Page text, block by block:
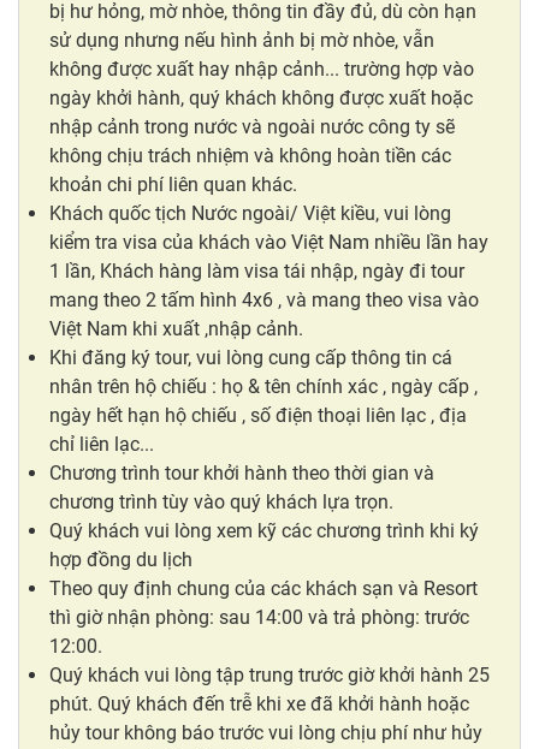
bị hư hỏng, mờ nhòe, thông tin đầy đủ, dù còn hạn
sử dụng nhưng nếu hình ảnh bị mờ nhòe, vẫn
không được xuất hay nhập cảnh... trường hợp vào
ngày khởi hành, quý khách không được xuất hoặc
nhập cảnh trong nước và ngoài nước công ty sẽ
không chịu trách nhiệm và không hoàn tiền các
khoản chi phí liên quan khác.
Khách quốc tịch Nước ngoài/ Việt kiều, vui lòng
kiểm tra visa của khách vào Việt Nam nhiều lần hay
1 lần, Khách hàng làm visa tái nhập, ngày đi tour
mang theo 2 tấm hình 4x6 , và mang theo visa vào
Việt Nam khi xuất ,nhập cảnh.
Khi đăng ký tour, vui lòng cung cấp thông tin cá
nhân trên hộ chiếu : họ & tên chính xác , ngày cấp ,
ngày hết hạn hộ chiếu , số điện thoại liên lạc , địa
chỉ liên lạc...
Chương trình tour khởi hành theo thời gian và
chương trình tùy vào quý khách lựa trọn.
Quý khách vui lòng xem kỹ các chương trình khi ký
hợp đồng du lịch
Theo quy định chung của các khách sạn và Resort
thì giờ nhận phòng: sau 14:00 và trả phòng: trước
12:00.
Quý khách vui lòng tập trung trước giờ khởi hành 25
phút. Quý khách đến trễ khi xe đã khởi hành hoặc
hủy tour không báo trước vui lòng chịu phí như hủy